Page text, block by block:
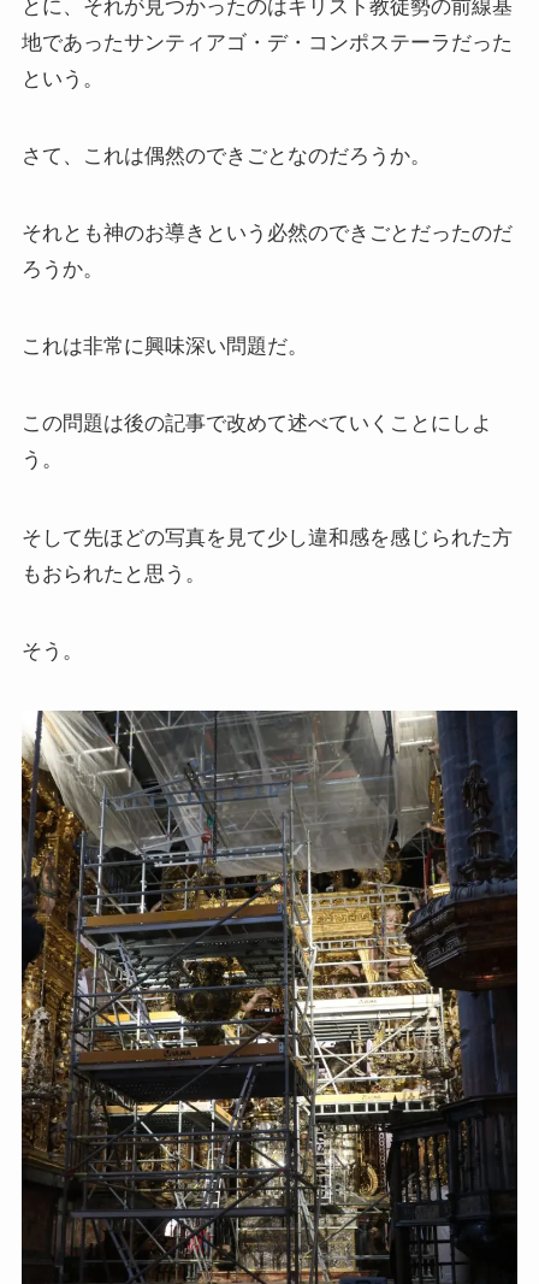
イスラエル編
チェコ・オーストリア編
ボスニア・クロアチア編
スペイン編
アメリカ編
リンク集
とに、それが見つかったのはキリスト教徒勢の前線基
地であったサンティアゴ・デ・コンポステーラだった
という。
さて、これは偶然のできごとなのだろうか。
それとも神のお導きという必然のできごとだったのだ
ろうか。
これは非常に興味深い問題だ。
この問題は後の記事で改めて述べていくことにしよ
う。
そして先ほどの写真を見て少し違和感を感じられた方
もおられたと思う。
そう。